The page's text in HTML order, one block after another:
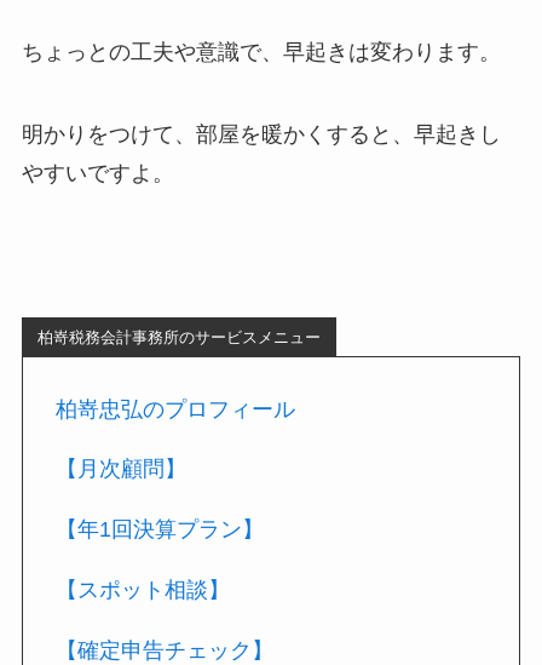
ちょっとの工夫や意識で、早起きは変わります。
明かりをつけて、部屋を暖かくすると、早起きし
やすいですよ。
柏嵜税務会計事務所のサービスメニュー
柏嵜忠弘のプロフィール
【月次顧問】
【年1回決算プラン】
【スポット相談】
【確定申告チェック】